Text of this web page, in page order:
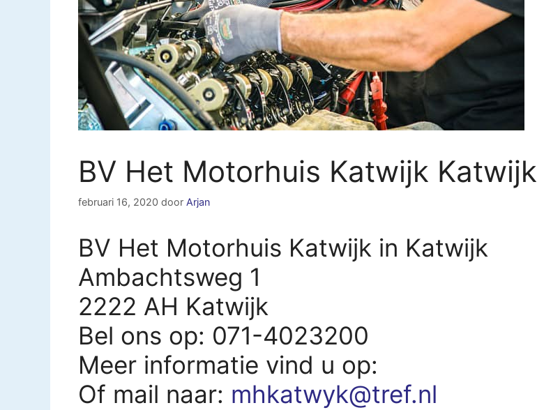
BV Het Motorhuis Katwijk Katwijk
februari 16, 2020 door Arjan
BV Het Motorhuis Katwijk in Katwijk
Ambachtsweg 1
2222 AH Katwijk
Bel ons op: 071-4023200
Meer informatie vind u op:
Of mail naar: mhkatwyk@tref.nl